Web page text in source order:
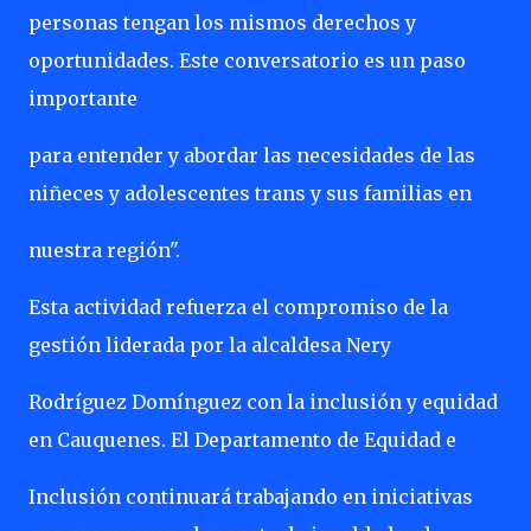
personas tengan los mismos derechos y
oportunidades. Este conversatorio es un paso
importante
para entender y abordar las necesidades de las
niñeces y adolescentes trans y sus familias en
nuestra región".
Esta actividad refuerza el compromiso de la
gestión liderada por la alcaldesa Nery
Rodríguez Domínguez con la inclusión y equidad
en Cauquenes. El Departamento de Equidad e
Inclusión continuará trabajando en iniciativas